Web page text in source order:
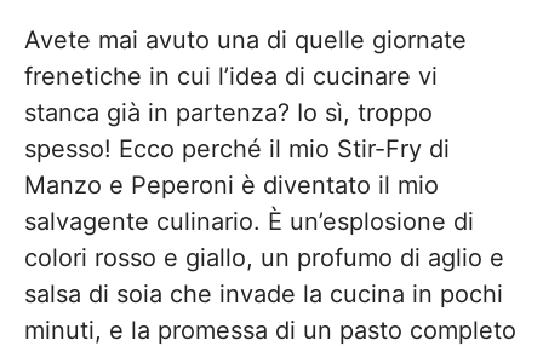
Avete mai avuto una di quelle giornate
frenetiche in cui l’idea di cucinare vi
stanca già in partenza? Io sì, troppo
spesso! Ecco perché il mio Stir-Fry di
Manzo e Peperoni è diventato il mio
salvagente culinario. È un’esplosione di
colori rosso e giallo, un profumo di aglio e
salsa di soia che invade la cucina in pochi
minuti, e la promessa di un pasto completo